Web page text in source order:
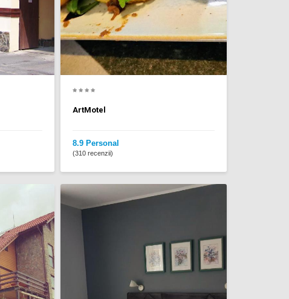
ArtMotel
8.9 Personal
(310 recenzii)